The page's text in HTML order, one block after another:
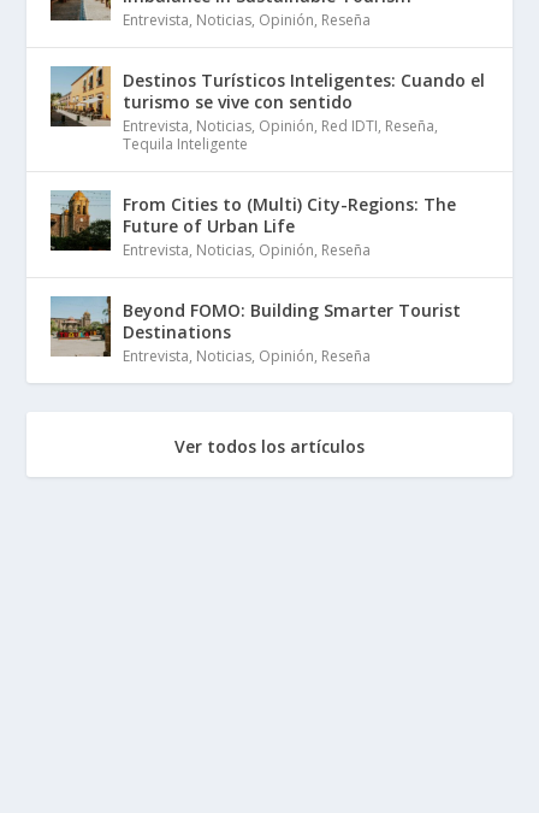
Entrevista, Noticias, Opinión, Reseña
Destinos Turísticos Inteligentes: Cuando el
turismo se vive con sentido
Entrevista, Noticias, Opinión, Red IDTI, Reseña,
Tequila Inteligente
From Cities to (Multi) City-Regions: The
Future of Urban Life
Entrevista, Noticias, Opinión, Reseña
Beyond FOMO: Building Smarter Tourist
Destinations
Entrevista, Noticias, Opinión, Reseña
Ver todos los artículos